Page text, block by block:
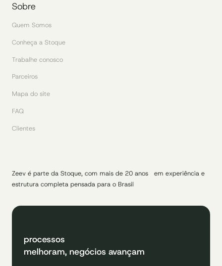
Sobre
Quem Somos
Conheça a Stoque
Trabalhe conosco
Parceiros
Mapa do site
FAQ
Clientes
Zeev é parte da Stoque, com mais de 20 anos em experiência e
estrutura completa pensada para o Brasil
processos
melhoram, negócios avançam